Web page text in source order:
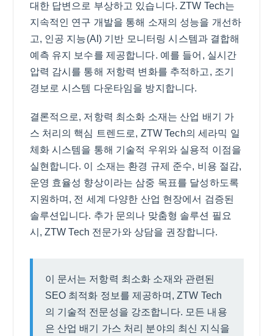
대한 답변으로 부상하고 있습니다. ZTW Tech는
지속적인 연구 개발을 통해 소재의 성능을 개선하
고, 인공 지능(AI) 기반 모니터링 시스템과 결합해
예측 유지 보수를 제공합니다. 예를 들어, 실시간
압력 감시를 통해 저항력 변화를 추적하고, 조기
경보로 시스템 다운타임을 방지합니다.
결론적으로, 저항력 최소화 소재는 산업 배기 가
스 처리의 핵심 트렌드로, ZTW Tech의 세라믹 일
체화 시스템을 통해 기술적 우위와 실용적 이점을
실현합니다. 이 소재는 환경 규제 준수, 비용 절감,
운영 효율성 향상이라는 삼중 목표를 달성하도록
지원하며, 전 세계 다양한 산업 현장에서 검증된
솔루션입니다. 추가 문의나 맞춤형 솔루션 필요
시, ZTW Tech 전문가와 상담을 권장합니다.
이 문서는 저항력 최소화 소재와 관련된
SEO 최적화 정보를 제공하며, ZTW Tech
의 기술적 전문성을 강조합니다. 모든 내용
은 산업 배기 가스 처리 분야의 최신 지식을